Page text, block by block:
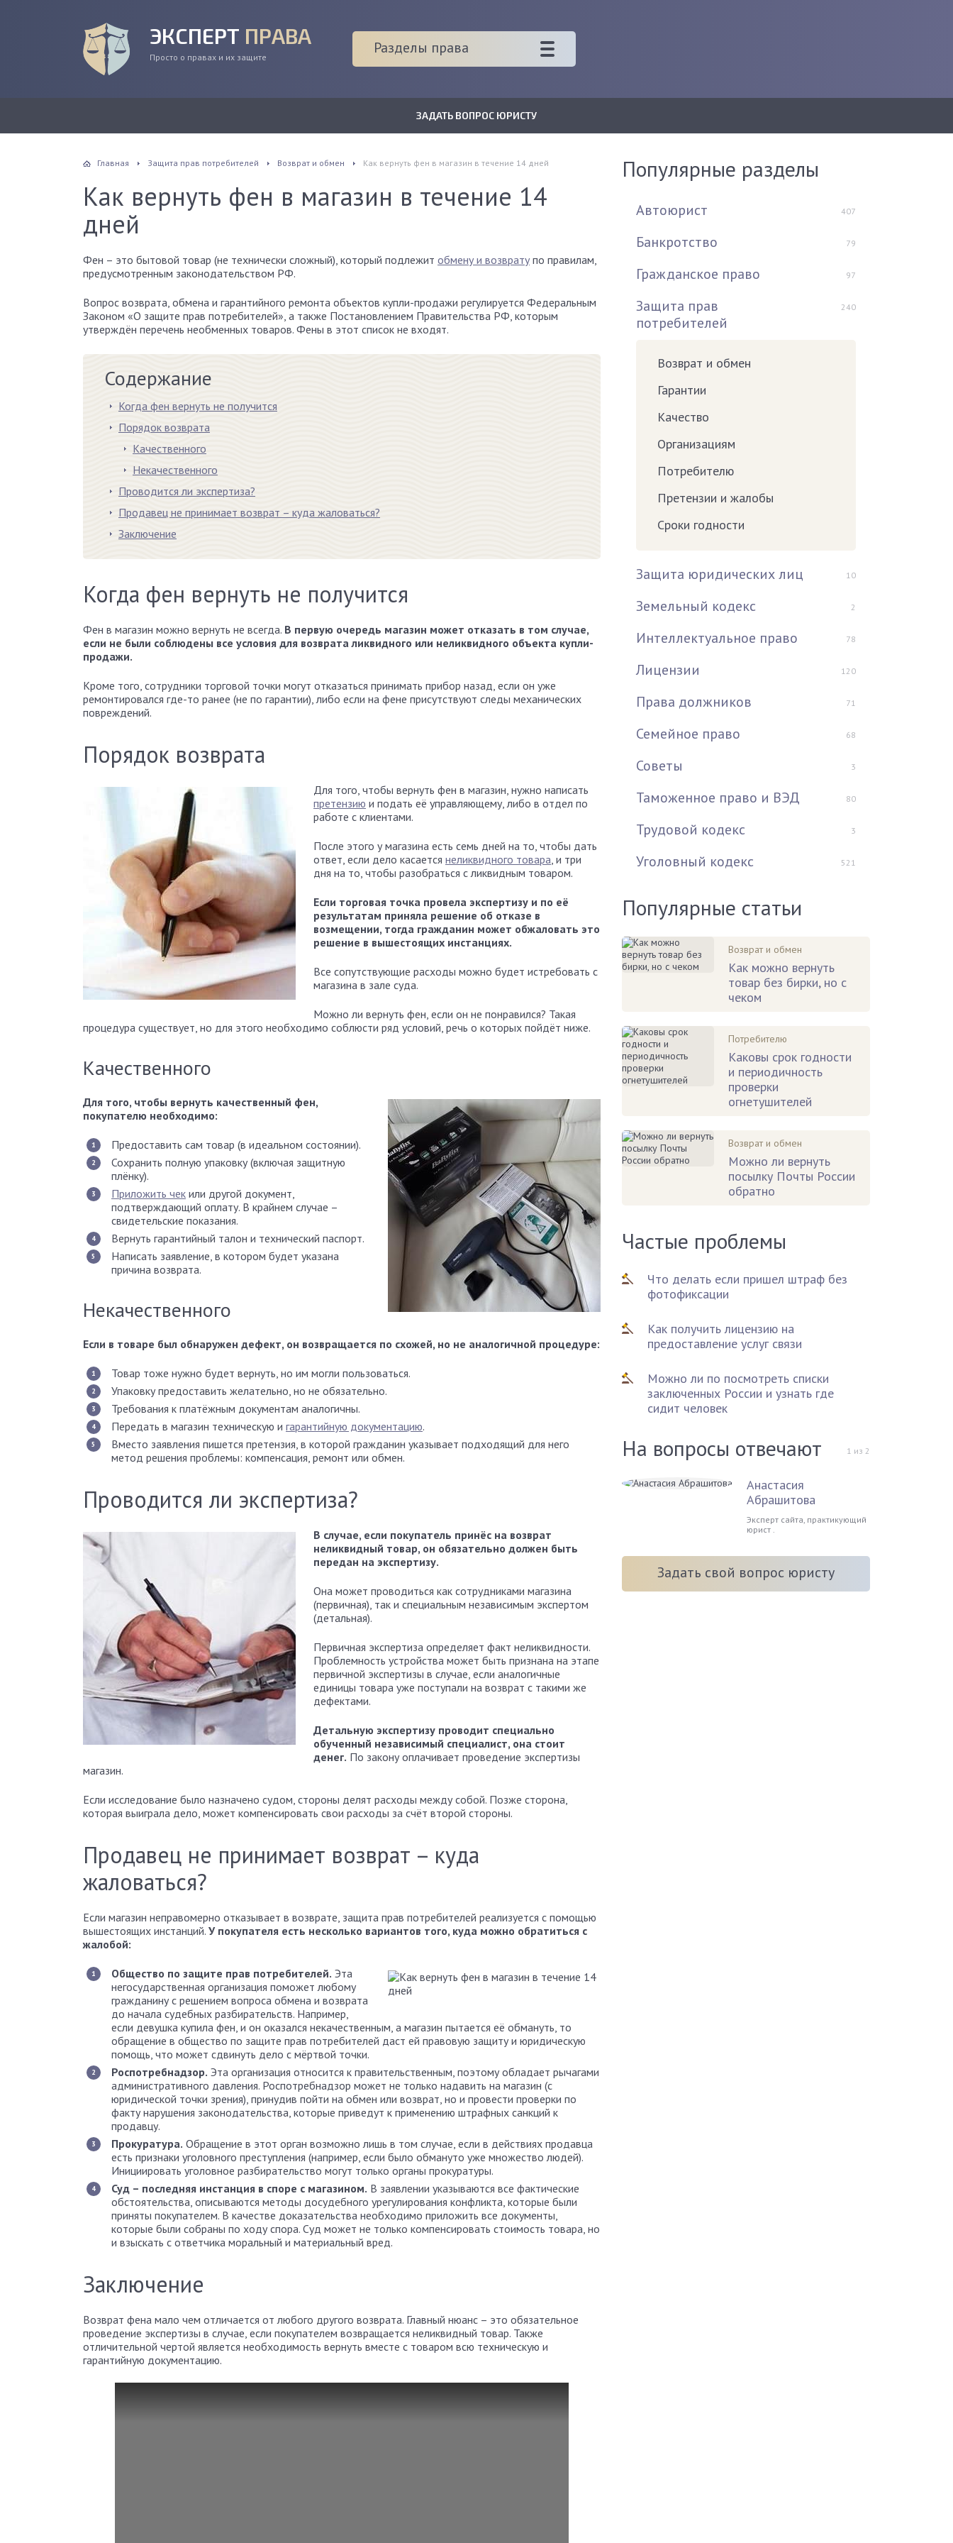
ЭКСПЕРТ ПРАВА
Просто о правах и их защите
Разделы права
ЗАДАТЬ ВОПРОС ЮРИСТУ
Главная Защита прав потребителей Возврат и обмен Как вернуть фен в магазин в течение 14 дней
Как вернуть фен в магазин в течение 14
дней
Фен – это бытовой товар (не технически сложный), который подлежит обмену и возврату по правилам,
предусмотренным законодательством РФ.
Вопрос возврата, обмена и гарантийного ремонта объектов купли-продажи регулируется Федеральным
Законом «О защите прав потребителей», а также Постановлением Правительства РФ, которым
утверждён перечень необменных товаров. Фены в этот список не входят.
Содержание
Когда фен вернуть не получится
Порядок возврата
Качественного
Некачественного
Проводится ли экспертиза?
Продавец не принимает возврат – куда жаловаться?
Заключение
Когда фен вернуть не получится
Фен в магазин можно вернуть не всегда. В первую очередь магазин может отказать в том случае,
если не были соблюдены все условия для возврата ликвидного или неликвидного объекта купли-
продажи.
Кроме того, сотрудники торговой точки могут отказаться принимать прибор назад, если он уже
ремонтировался где-то ранее (не по гарантии), либо если на фене присутствуют следы механических
повреждений.
Порядок возврата
Для того, чтобы вернуть фен в магазин, нужно написать
претензию и подать её управляющему, либо в отдел по
работе с клиентами.
После этого у магазина есть семь дней на то, чтобы дать
ответ, если дело касается неликвидного товара, и три
дня на то, чтобы разобраться с ликвидным товаром.
Если торговая точка провела экспертизу и по её
результатам приняла решение об отказе в
возмещении, тогда гражданин может обжаловать это
решение в вышестоящих инстанциях.
Все сопутствующие расходы можно будет истребовать с
магазина в зале суда.
Можно ли вернуть фен, если он не понравился? Такая
процедура существует, но для этого необходимо соблюсти ряд условий, речь о которых пойдёт ниже.
Качественного
Для того, чтобы вернуть качественный фен,
покупателю необходимо:
Предоставить сам товар (в идеальном состоянии).
Сохранить полную упаковку (включая защитную
плёнку).
Приложить чек или другой документ,
подтверждающий оплату. В крайнем случае –
свидетельские показания.
Вернуть гарантийный талон и технический паспорт.
Написать заявление, в котором будет указана
причина возврата.
Некачественного
Если в товаре был обнаружен дефект, он возвращается по схожей, но не аналогичной процедуре:
Товар тоже нужно будет вернуть, но им могли пользоваться.
Упаковку предоставить желательно, но не обязательно.
Требования к платёжным документам аналогичны.
Передать в магазин техническую и гарантийную документацию.
Вместо заявления пишется претензия, в которой гражданин указывает подходящий для него
метод решения проблемы: компенсация, ремонт или обмен.
Проводится ли экспертиза?
В случае, если покупатель принёс на возврат
неликвидный товар, он обязательно должен быть
передан на экспертизу.
Она может проводиться как сотрудниками магазина
(первичная), так и специальным независимым экспертом
(детальная).
Первичная экспертиза определяет факт неликвидности.
Проблемность устройства может быть признана на этапе
первичной экспертизы в случае, если аналогичные
единицы товара уже поступали на возврат с такими же
дефектами.
Детальную экспертизу проводит специально
обученный независимый специалист, она стоит
денег. По закону оплачивает проведение экспертизы
магазин.
Если исследование было назначено судом, стороны делят расходы между собой. Позже сторона,
которая выиграла дело, может компенсировать свои расходы за счёт второй стороны.
Продавец не принимает возврат – куда
жаловаться?
Если магазин неправомерно отказывает в возврате, защита прав потребителей реализуется с помощью
вышестоящих инстанций. У покупателя есть несколько вариантов того, куда можно обратиться с
жалобой:
Общество по защите прав потребителей. Эта
негосударственная организация поможет любому
гражданину с решением вопроса обмена и возврата
до начала судебных разбирательств. Например,
если девушка купила фен, и он оказался некачественным, а магазин пытается её обмануть, то
обращение в общество по защите прав потребителей даст ей правовую защиту и юридическую
помощь, что может сдвинуть дело с мёртвой точки.
Роспотребнадзор. Эта организация относится к правительственным, поэтому обладает рычагами
административного давления. Роспотребнадзор может не только надавить на магазин (с
юридической точки зрения), принудив пойти на обмен или возврат, но и провести проверки по
факту нарушения законодательства, которые приведут к применению штрафных санкций к
продавцу.
Прокуратура. Обращение в этот орган возможно лишь в том случае, если в действиях продавца
есть признаки уголовного преступления (например, если было обмануто уже множество людей).
Инициировать уголовное разбирательство могут только органы прокуратуры.
Суд – последняя инстанция в споре с магазином. В заявлении указываются все фактические
обстоятельства, описываются методы досудебного урегулирования конфликта, которые были
приняты покупателем. В качестве доказательства необходимо приложить все документы,
которые были собраны по ходу спора. Суд может не только компенсировать стоимость товара, но
и взыскать с ответчика моральный и материальный вред.
Заключение
Возврат фена мало чем отличается от любого другого возврата. Главный нюанс – это обязательное
проведение экспертизы в случае, если покупателем возвращается неликвидный товар. Также
отличительной чертой является необходимость вернуть вместе с товаром всю техническую и
гарантийную документацию.
Популярные разделы
Автоюрист 407
Банкротство 79
Гражданское право 97
Защита прав
потребителей
240
Возврат и обмен
Гарантии
Качество
Организациям
Потребителю
Претензии и жалобы
Сроки годности
Защита юридических лиц 10
Земельный кодекс 2
Интеллектуальное право 78
Лицензии 120
Права должников 71
Семейное право 68
Советы 3
Таможенное право и ВЭД 80
Трудовой кодекс 3
Уголовный кодекс 521
Популярные статьи
Возврат и обмен
Как можно вернуть
товар без бирки, но с
чеком
Потребителю
Каковы срок годности
и периодичность
проверки
огнетушителей
Возврат и обмен
Можно ли вернуть
посылку Почты России
обратно
Частые проблемы
Что делать если пришел штраф без
фотофиксации
Как получить лицензию на
предоставление услуг связи
Можно ли по посмотреть списки
заключенных России и узнать где
сидит человек
На вопросы отвечают 1 из 2
Анастасия
Абрашитова
Эксперт сайта, практикующий
юрист .
Задать свой вопрос юристу